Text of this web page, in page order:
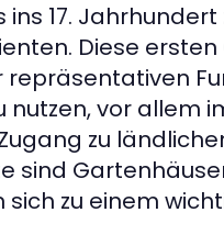
17. Jahrhundert
Diese
vor allem
zu
sind
zu einem